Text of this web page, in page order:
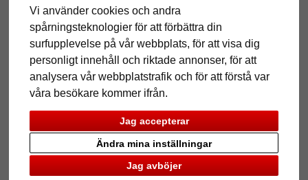
Vi använder cookies och andra
spårningsteknologier för att förbättra din
surfupplevelse på vår webbplats, för att visa dig
personligt innehåll och riktade annonser, för att
analysera vår webbplatstrafik och för att förstå var
våra besökare kommer ifrån.
Jag accepterar
Jag avböjer
Ändra mina inställningar